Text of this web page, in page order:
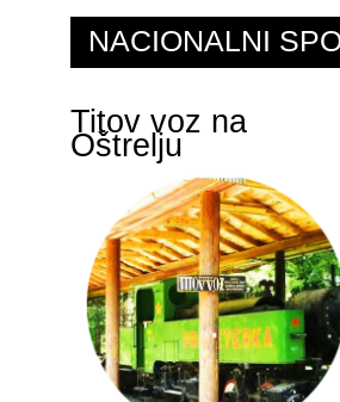
NACIONALNI
Titov voz na
Oštrelju